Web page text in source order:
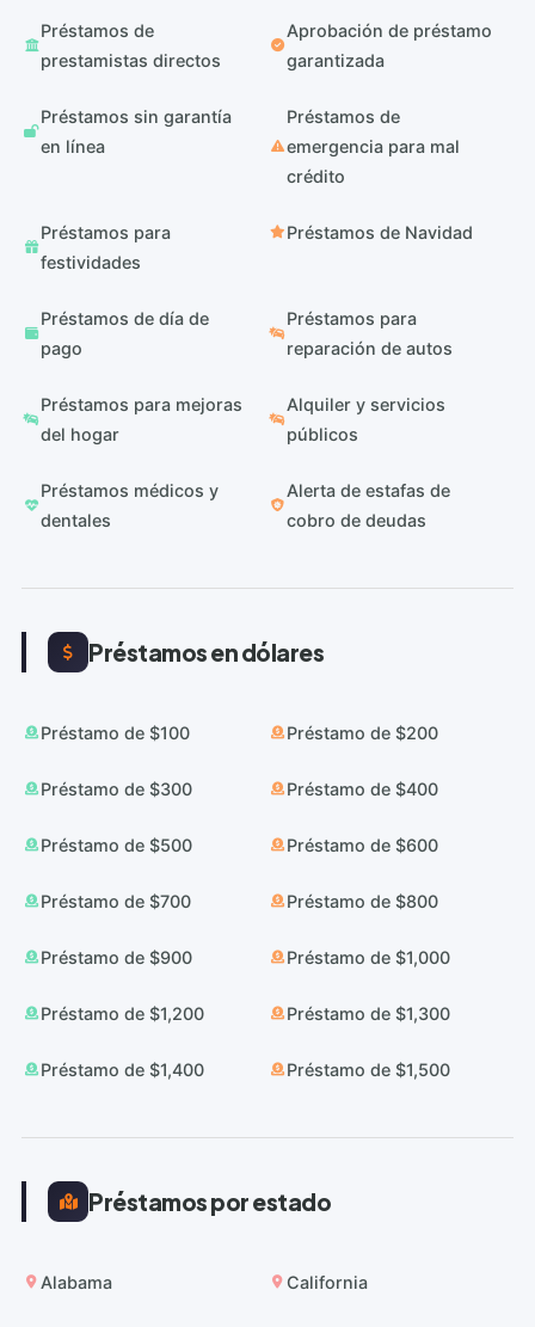
Préstamos de
prestamistas directos
Aprobación de préstamo
garantizada
Préstamos sin garantía
en línea
Préstamos de
emergencia para mal
crédito
Préstamos para
festividades
Préstamos de Navidad
Préstamos de día de
pago
Préstamos para
reparación de autos
Préstamos para mejoras
del hogar
Alquiler y servicios
públicos
Préstamos médicos y
dentales
Alerta de estafas de
cobro de deudas
Préstamos en dólares
Préstamo de $100 Préstamo de $200
Préstamo de $300 Préstamo de $400
Préstamo de $500 Préstamo de $600
Préstamo de $700 Préstamo de $800
Préstamo de $900 Préstamo de $1,000
Préstamo de $1,200 Préstamo de $1,300
Préstamo de $1,400 Préstamo de $1,500
Préstamos por estado
Alabama California